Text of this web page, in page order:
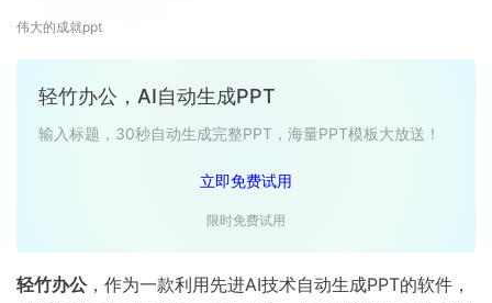
伟大的成就ppt
轻竹办公，AI自动生成PPT
输入标题，30秒自动生成完整PPT，海量PPT模板大放送！
立即免费试用
限时免费试用
轻竹办公，作为一款利用先进AI技术自动生成PPT的软件，